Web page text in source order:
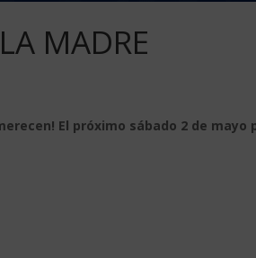
MADRE
El próximo sábado 2 de mayo